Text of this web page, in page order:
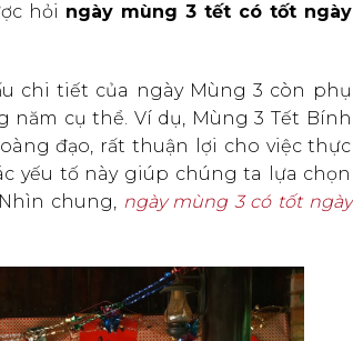
hỏi ngày mùng 3 tết có tốt ngày
chi tiết của ngày Mùng 3 còn phụ
năm cụ thể. Ví dụ, Mùng 3 Tết Bính
đạo, rất thuận lợi cho việc thực
yếu tố này giúp chúng ta lựa chọn
chung, ngày mùng 3 có tốt ngày